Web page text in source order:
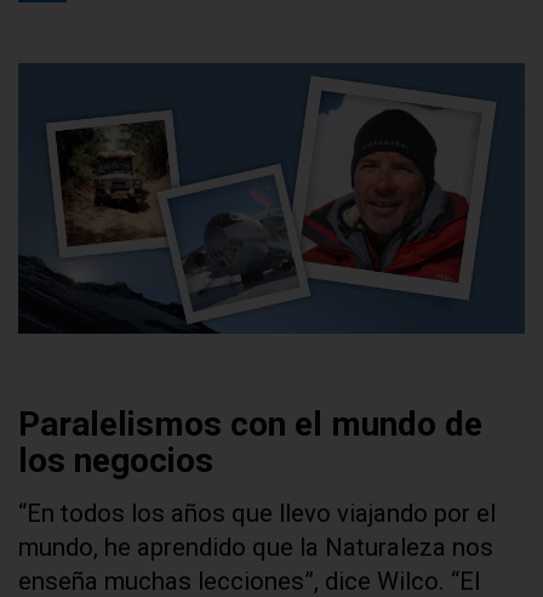
Paralelismos con el mundo de
los negocios
“En todos los años que llevo viajando por el
mundo, he aprendido que la Naturaleza nos
enseña muchas lecciones”, dice Wilco. “El